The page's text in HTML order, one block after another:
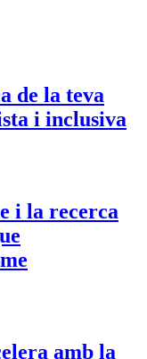
de la teva
i inclusiva
i la recerca
amb la